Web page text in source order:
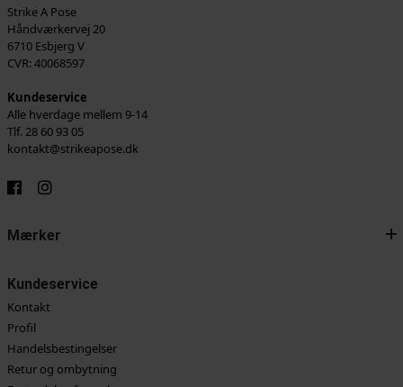
Strike A Pose
Håndværkervej 20
6710 Esbjerg V
CVR: 40068597
Kundeservice
Alle hverdage mellem 9-14
Tlf. 28 60 93 05
kontakt@strikeapose.dk
Mærker
Kundeservice
Kontakt
Profil
Handelsbestingelser
Retur og ombytning